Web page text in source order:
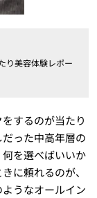
り美容体験レポー
するのが当たり
った中高年層の
を選べばいいか
に頼れるのが、
うなオールイン